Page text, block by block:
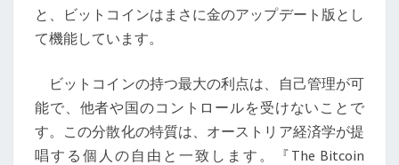
と、ビットコインはまさに金のアップデート版とし
て機能しています。
ビットコインの持つ最大の利点は、自己管理が可
能で、他者や国のコントロールを受けないことで
す。この分散化の特質は、オーストリア経済学が提
唱する個人の自由と一致します。『The Bitcoin